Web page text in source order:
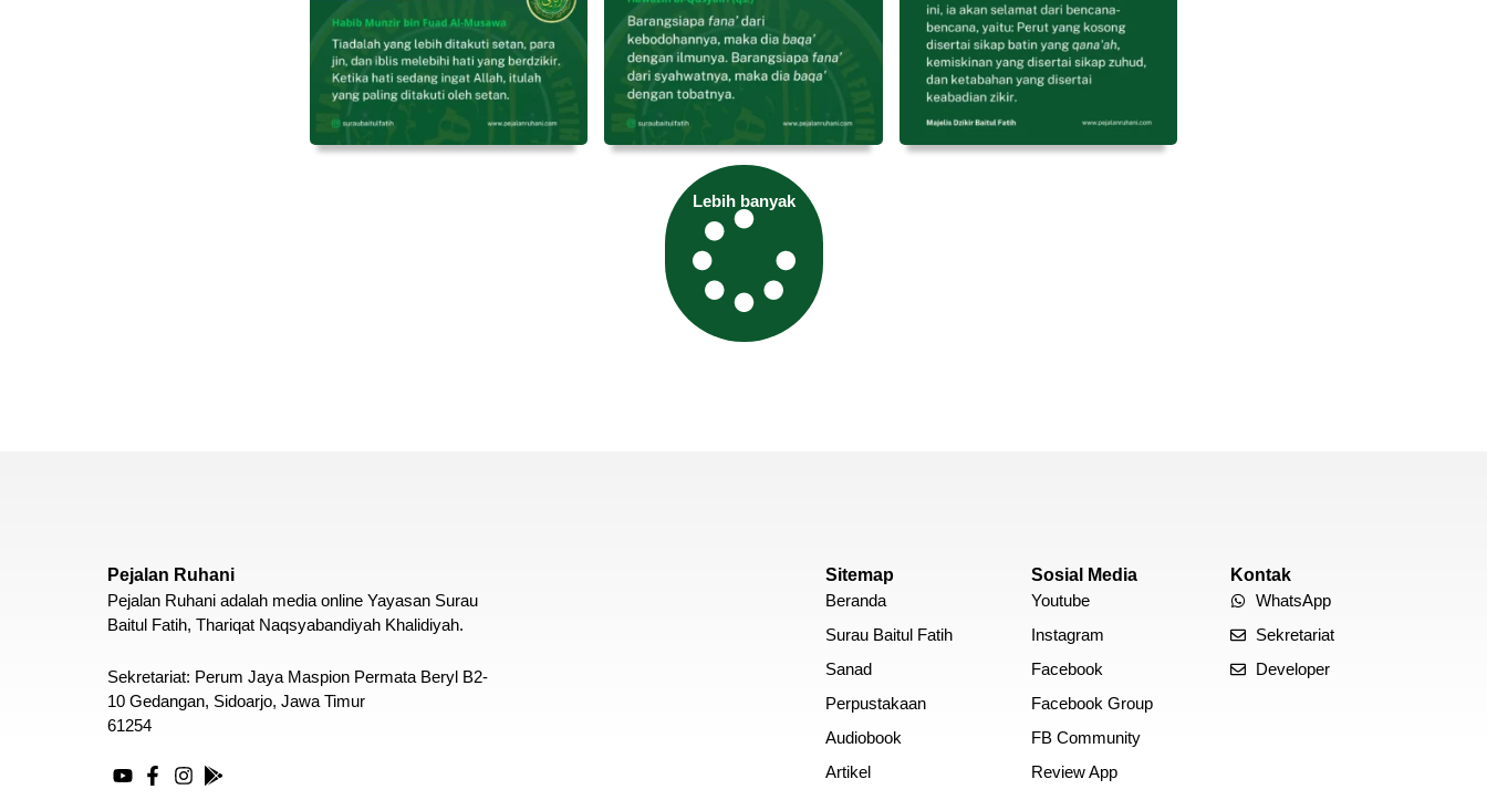
Lebih banyak
Pejalan Ruhani
Pejalan Ruhani adalah media online Yayasan Surau
Baitul Fatih, Thariqat Naqsyabandiyah Khalidiyah.
Sekretariat: Perum Jaya Maspion Permata Beryl B2-
10 Gedangan, Sidoarjo, Jawa Timur
61254
Sitemap
Beranda
Surau Baitul Fatih
Sanad
Perpustakaan
Audiobook
Artikel
Sosial Media
Youtube
Instagram
Facebook
Facebook Group
FB Community
Review App
Kontak
WhatsApp
Sekretariat
Developer